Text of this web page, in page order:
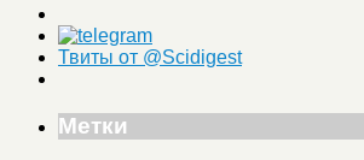
Твиты от @Scidigest
Метки